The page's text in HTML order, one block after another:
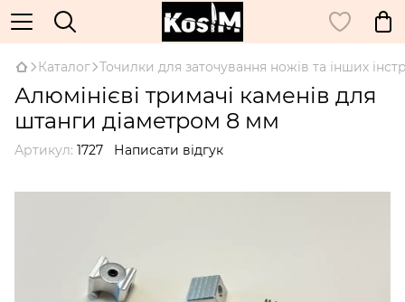
Каталог Точилки для заточування ножів та інших
Алюмінієві тримачі каменів для
штанги діаметром 8 мм
Артикул: 1727 Написати відгук